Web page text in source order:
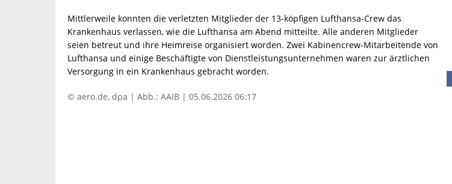
Mittlerweile konnten die verletzten Mitglieder der 13-köpfigen Lufthansa-Crew das
Krankenhaus verlassen, wie die Lufthansa am Abend mitteilte. Alle anderen Mitglieder
seien betreut und ihre Heimreise organisiert worden. Zwei Kabinencrew-Mitarbeitende von
Lufthansa und einige Beschäftigte von Dienstleistungsunternehmen waren zur ärztlichen
Versorgung in ein Krankenhaus gebracht worden.
© aero.de, dpa | Abb.: AAIB | 05.06.2026 06:17